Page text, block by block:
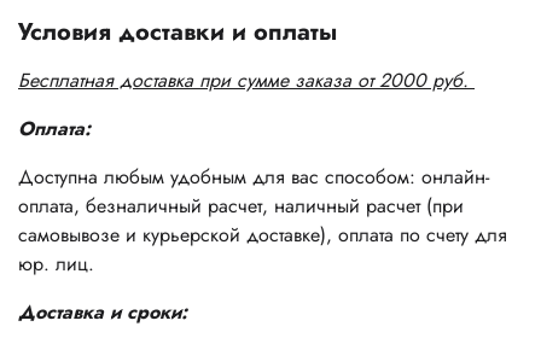
Условия доставки и оплаты
Бесплатная доставка при сумме заказа от 2000 руб.
Оплата:
Доступна любым удобным для вас способом: онлайн-
оплата, безналичный расчет, наличный расчет (при
самовывозе и курьерской доставке), оплата по счету для
юр. лиц.
Доставка и сроки: